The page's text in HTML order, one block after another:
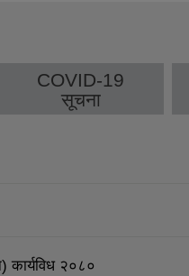
COVID-19
सूचना
कार्यविध २०८०